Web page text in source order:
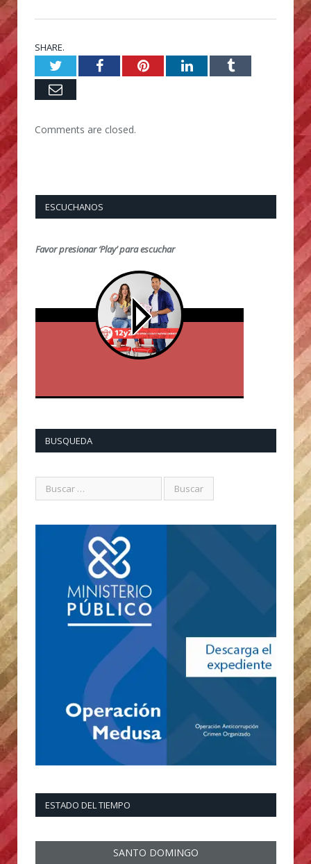
SHARE.
TwitterFacebookPinterestLinkedInTumblr
Email
Comments are closed.
ESCUCHANOS
Favor presionar ‘Play’ para escuchar
BUSQUEDA
ESTADO DEL TIEMPO
SANTO DOMINGO